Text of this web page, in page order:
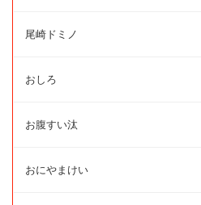
尾崎ドミノ
おしろ
お腹すい汰
おにやまけい